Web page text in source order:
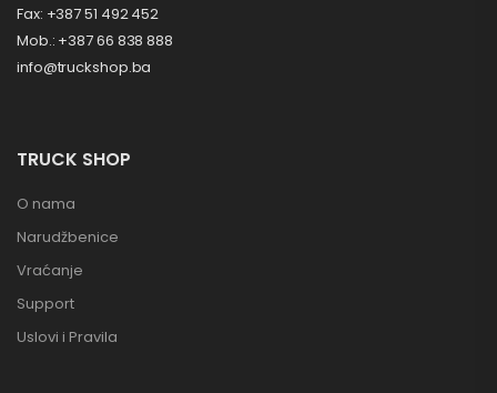
Fax: +387 51 492 452
Mob.: +387 66 838 888
info@truckshop.ba
TRUCK SHOP
O nama
Narudžbenice
Vraćanje
Support
Uslovi i Pravila